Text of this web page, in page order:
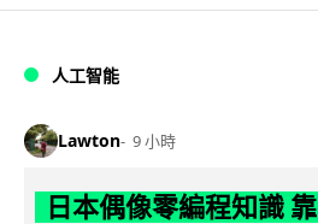
人工智能
Lawton 9 小時
日本偶像零編程知識